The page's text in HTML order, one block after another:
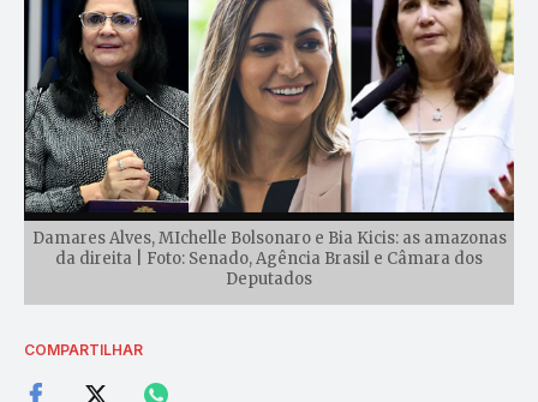
Damares Alves, MIchelle Bolsonaro e Bia Kicis: as amazonas
da direita | Foto: Senado, Agência Brasil e Câmara dos
Deputados
COMPARTILHAR